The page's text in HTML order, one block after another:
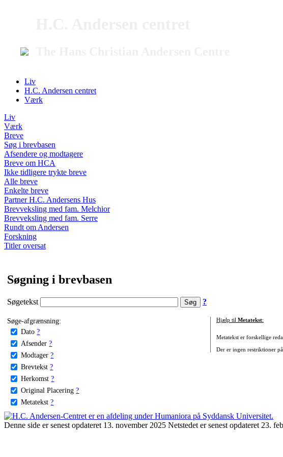
Liv
H.C. Andersen centret
Værk
Liv
Værk
Breve
Søg i brevbasen
Afsendere og modtagere
Breve om HCA
Ikke tidligere trykte breve
Alle breve
Enkelte breve
Partner H.C. Andersens Hus
Brevveksling med fam. Melchior
Brevveksling med fam. Serre
Rundt om Andersen
Forskning
Titler oversat
Søgning i brevbasen
Søgetekst ?
Søge-afgrænsning:
Dato ?
Afsender ?
Modtager ?
Brevtekst ?
Herkomst ?
Original Placering ?
Metatekst ?
Hjælp til Metatekst:
Metatekst er forskellige
Der er ingen restriktioner
Denne side er senest opdateret 13. november 2025 Netstedet er senest opdateret 23.